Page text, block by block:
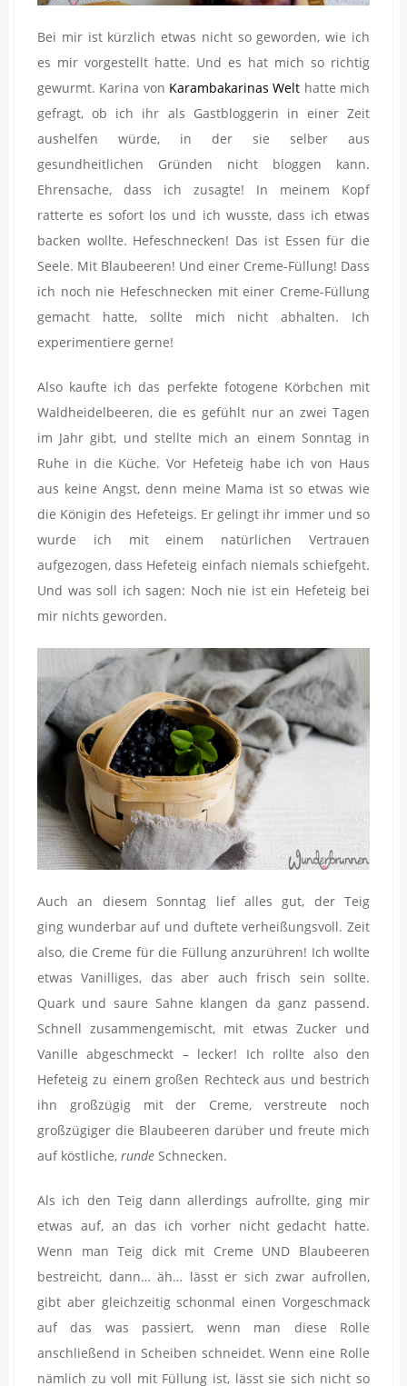
Bei mir ist kürzlich etwas nicht so geworden, wie ich
es mir vorgestellt hatte. Und es hat mich so richtig
gewurmt. Karina von Karambakarinas Welt hatte mich
gefragt, ob ich ihr als Gastbloggerin in einer Zeit
aushelfen würde, in der sie selber aus
gesundheitlichen Gründen nicht bloggen kann.
Ehrensache, dass ich zusagte! In meinem Kopf
ratterte es sofort los und ich wusste, dass ich etwas
backen wollte. Hefeschnecken! Das ist Essen für die
Seele. Mit Blaubeeren! Und einer Creme-Füllung! Dass
ich noch nie Hefeschnecken mit einer Creme-Füllung
gemacht hatte, sollte mich nicht abhalten. Ich
experimentiere gerne!
Also kaufte ich das perfekte fotogene Körbchen mit
Waldheidelbeeren, die es gefühlt nur an zwei Tagen
im Jahr gibt, und stellte mich an einem Sonntag in
Ruhe in die Küche. Vor Hefeteig habe ich von Haus
aus keine Angst, denn meine Mama ist so etwas wie
die Königin des Hefeteigs. Er gelingt ihr immer und so
wurde ich mit einem natürlichen Vertrauen
aufgezogen, dass Hefeteig einfach niemals schiefgeht.
Und was soll ich sagen: Noch nie ist ein Hefeteig bei
mir nichts geworden.
Auch an diesem Sonntag lief alles gut, der Teig
ging wunderbar auf und duftete verheißungsvoll. Zeit
also, die Creme für die Füllung anzurühren! Ich wollte
etwas Vanilliges, das aber auch frisch sein sollte.
Quark und saure Sahne klangen da ganz passend.
Schnell zusammengemischt, mit etwas Zucker und
Vanille abgeschmeckt – lecker! Ich rollte also den
Hefeteig zu einem großen Rechteck aus und bestrich
ihn großzügig mit der Creme, verstreute noch
großzügiger die Blaubeeren darüber und freute mich
auf köstliche, runde Schnecken.
Als ich den Teig dann allerdings aufrollte, ging mir
etwas auf, an das ich vorher nicht gedacht hatte.
Wenn man Teig dick mit Creme UND Blaubeeren
bestreicht, dann… äh… lässt er sich zwar aufrollen,
gibt aber gleichzeitig schonmal einen Vorgeschmack
auf das was passiert, wenn man diese Rolle
anschließend in Scheiben schneidet. Wenn eine Rolle
nämlich zu voll mit Füllung ist, lässt sie sich nicht so